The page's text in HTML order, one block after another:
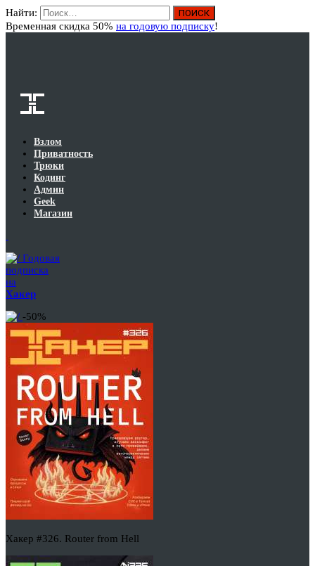
Найти:
Временная скидка 50% на годовую подписку!
Взлом
Приватность
Трюки
Кодинг
Админ
Geek
Магазин
Годовая
подписка
на
Хакер
-50%
Хакер #326. Router from Hell